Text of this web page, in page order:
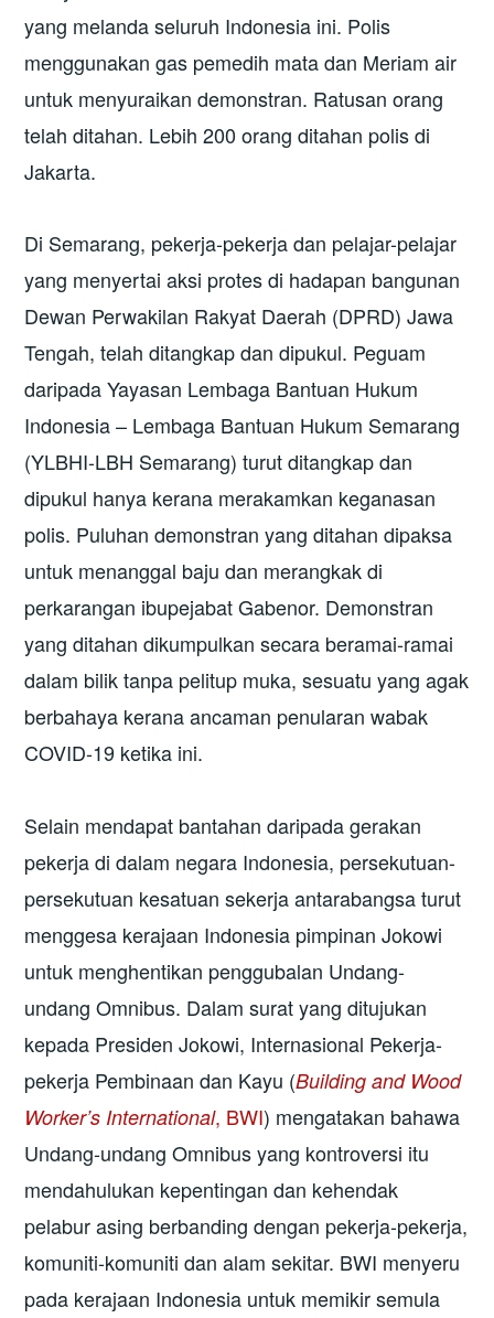
yang melanda seluruh Indonesia ini. Polis
menggunakan gas pemedih mata dan Meriam air
untuk menyuraikan demonstran. Ratusan orang
telah ditahan. Lebih 200 orang ditahan polis di
Jakarta.
Di Semarang, pekerja-pekerja dan pelajar-pelajar
yang menyertai aksi protes di hadapan bangunan
Dewan Perwakilan Rakyat Daerah (DPRD) Jawa
Tengah, telah ditangkap dan dipukul. Peguam
daripada Yayasan Lembaga Bantuan Hukum
Indonesia – Lembaga Bantuan Hukum Semarang
(YLBHI-LBH Semarang) turut ditangkap dan
dipukul hanya kerana merakamkan keganasan
polis. Puluhan demonstran yang ditahan dipaksa
untuk menanggal baju dan merangkak di
perkarangan ibupejabat Gabenor. Demonstran
yang ditahan dikumpulkan secara beramai-ramai
dalam bilik tanpa pelitup muka, sesuatu yang agak
berbahaya kerana ancaman penularan wabak
COVID-19 ketika ini.
Selain mendapat bantahan daripada gerakan
pekerja di dalam negara Indonesia, persekutuan-
persekutuan kesatuan sekerja antarabangsa turut
menggesa kerajaan Indonesia pimpinan Jokowi
untuk menghentikan penggubalan Undang-
undang Omnibus. Dalam surat yang ditujukan
kepada Presiden Jokowi, Internasional Pekerja-
pekerja Pembinaan dan Kayu (Building and Wood
Worker’s International, BWI) mengatakan bahawa
Undang-undang Omnibus yang kontroversi itu
mendahulukan kepentingan dan kehendak
pelabur asing berbanding dengan pekerja-pekerja,
komuniti-komuniti dan alam sekitar. BWI menyeru
pada kerajaan Indonesia untuk memikir semula